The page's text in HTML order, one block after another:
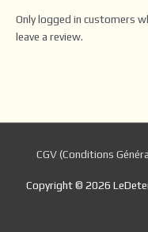
Only logged in customers
leave a review.
CGV (Conditions
Copyright © 2026